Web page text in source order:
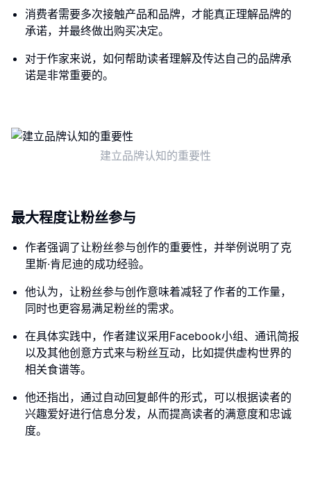
消费者需要多次接触产品和品牌，才能真正理解品牌的
承诺，并最终做出购买决定。
对于作家来说，如何帮助读者理解及传达自己的品牌承
诺是非常重要的。
建立品牌认知的重要性
最大程度让粉丝参与
作者强调了让粉丝参与创作的重要性，并举例说明了克
里斯·肯尼迪的成功经验。
他认为，让粉丝参与创作意味着减轻了作者的工作量，
同时也更容易满足粉丝的需求。
在具体实践中，作者建议采用Facebook小组、通讯简报
以及其他创意方式来与粉丝互动，比如提供虚构世界的
相关食谱等。
他还指出，通过自动回复邮件的形式，可以根据读者的
兴趣爱好进行信息分发，从而提高读者的满意度和忠诚
度。